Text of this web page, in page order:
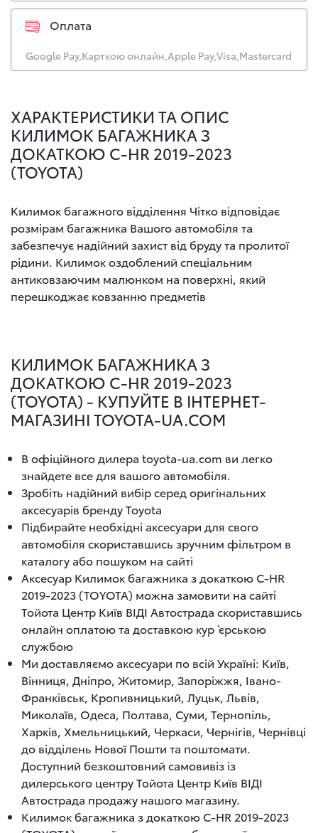
Оплата
Google Pay,Карткою онлайн,Apple Pay,Visa,Mastercard
ХАРАКТЕРИСТИКИ ТА ОПИС
КИЛИМОК БАГАЖНИКА З
ДОКАТКОЮ C-HR 2019-2023
(TOYOTA)
Килимок багажного відділення Чітко відповідає
розмірам багажника Вашого автомобіля та
забезпечує надійний захист від бруду та пролитої
рідини. Килимок оздоблений спеціальним
антиковзаючим малюнком на поверхні, який
перешкоджає ковзанню предметів
КИЛИМОК БАГАЖНИКА З
ДОКАТКОЮ C-HR 2019-2023
(TOYOTA) - КУПУЙТЕ В ІНТЕРНЕТ-
МАГАЗИНІ TOYOTA-UA.COM
В офіційного дилера toyota-ua.com ви легко
знайдете все для вашого автомобіля.
Зробіть надійний вибір серед оригінальних
аксесуарів бренду Toyota
Підбирайте необхідні аксесуари для свого
автомобіля скориставшись зручним фільтром в
каталогу або пошуком на сайті
Аксесуар Килимок багажника з докаткою C-HR
2019-2023 (TOYOTA) можна замовити на сайті
Тойота Центр Київ ВІДІ Автострада скориставшись
онлайн оплатою та доставкою кур`єрською
службою
Ми доставляємо аксесуари по всій Україні: Київ,
Вінниця, Дніпро, Житомир, Запоріжжя, Івано-
Франківськ, Кропивницький, Луцьк, Львів,
Миколаїв, Одеса, Полтава, Суми, Тернопіль,
Харків, Хмельницький, Черкаси, Чернігів, Чернівці
до відділень Нової Пошти та поштомати.
Доступний безкоштовний самовивіз із
дилерського центру Тойота Центр Київ ВІДІ
Автострада продажу нашого магазину.
Килимок багажника з докаткою C-HR 2019-2023